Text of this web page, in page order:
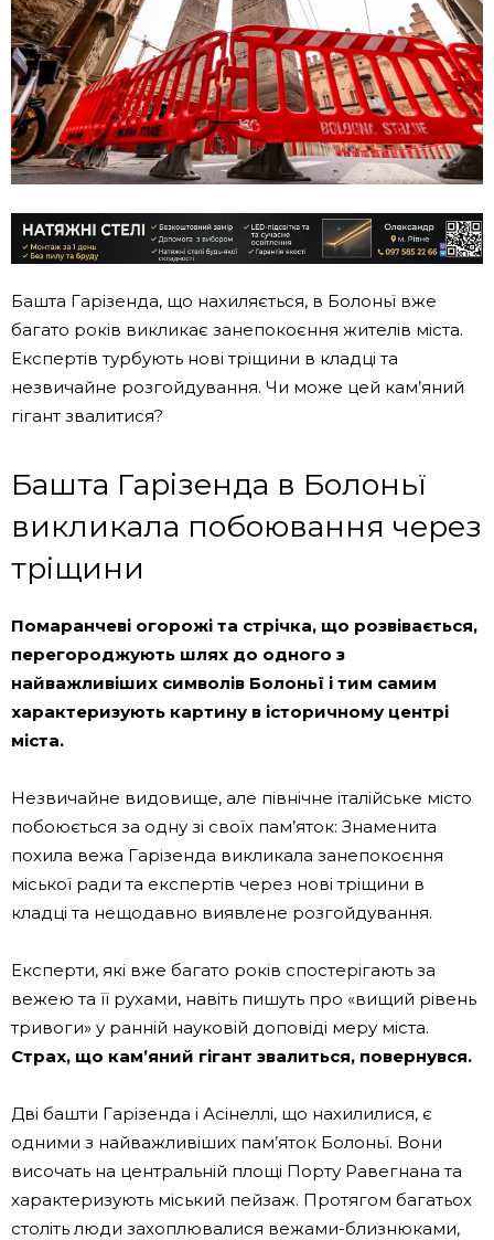
Башта Гарізенда, що нахиляється, в Болоньї вже
багато років викликає занепокоєння жителів міста.
Експертів турбують нові тріщини в кладці та
незвичайне розгойдування. Чи може цей кам’яний
гігант звалитися?
Башта Гарізенда в Болоньї
викликала побоювання через
тріщини
Помаранчеві огорожі та стрічка, що розвівається,
перегороджують шлях до одного з
найважливіших символів Болоньї і тим самим
характеризують картину в історичному центрі
міста.
Незвичайне видовище, але північне італійське місто
побоюється за одну зі своїх пам’яток: Знаменита
похила вежа Гарізенда викликала занепокоєння
міської ради та експертів через нові тріщини в
кладці та нещодавно виявлене розгойдування.
Експерти, які вже багато років спостерігають за
вежею та її рухами, навіть пишуть про «вищий рівень
тривоги» у ранній науковій доповіді меру міста.
Страх, що кам’яний гігант звалиться, повернувся.
Дві башти Гарізенда і Асінеллі, що нахилилися, є
одними з найважливіших пам’яток Болоньї. Вони
височать на центральній площі Порту Равегнана та
характеризують міський пейзаж. Протягом багатьох
століть люди захоплювалися вежами-близнюками,